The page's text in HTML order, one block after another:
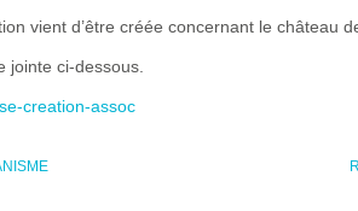
vient d’être créée concernant le château
jointe ci-dessous.
creation-assoc